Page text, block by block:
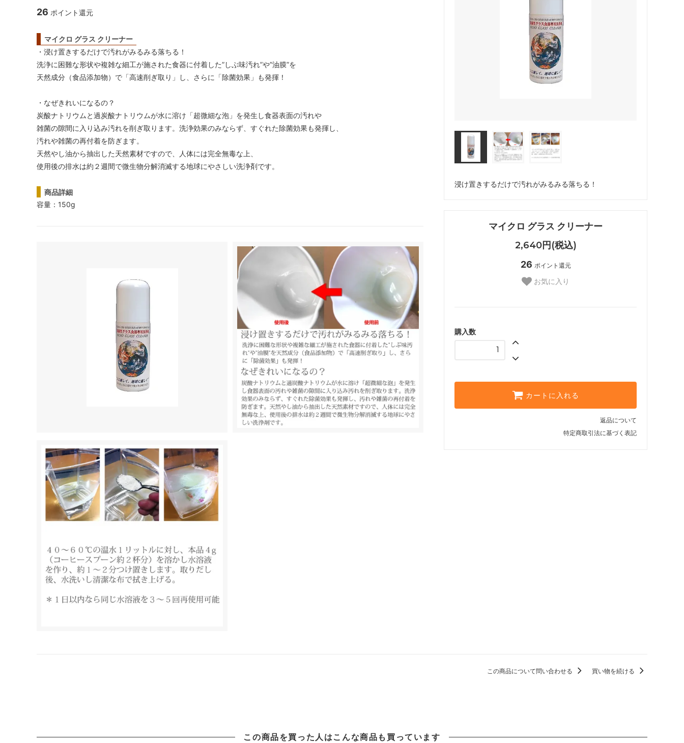
ペーパーレスドリッパー
アウトドア ウォーマー
スケール・サーモメーター・温度計 コーヒー・エスプレッソメーカー ドリッパー＆サーバー（キントー）
抹茶アイテム
浸け置きするだけで汚れがみるみる落ちる！
マイクロ グラス クリーナー
2,640円(税込)
26 ポイント還元
お気に入り
購入数
カートに入れる
返品について
特定商取引法に基づく表記
26 ポイント還元
マイクロ グラス クリーナー
・浸け置きするだけで汚れがみるみる落ちる！
洗浄に困難な形状や複雑な細工が施された食器に付着した”しぶ味汚れ”や”油膜”を
天然成分（食品添加物）で「高速削ぎ取り」し、さらに「除菌効果」も発揮！
・なぜきれいになるの？
炭酸ナトリウムと過炭酸ナトリウムが水に溶け「超微細な泡」を発生し食器表面の汚れや
雑菌の隙間に入り込み汚れを削ぎ取ります。洗浄効果のみならず、すぐれた除菌効果も発揮し、
汚れや雑菌の再付着を防ぎます。
天然やし油から抽出した天然素材ですので、人体には完全無毒な上、
使用後の排水は約２週間で微生物分解消滅する地球にやさしい洗浄剤です。
商品詳細
容量：150g
この商品について問い合わせる 買い物を続ける
この商品を買った人はこんな商品も買っています